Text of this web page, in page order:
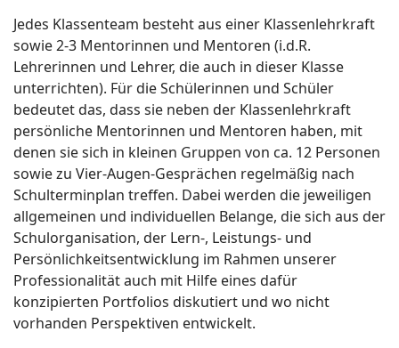
Jedes Klassenteam besteht aus einer Klassenlehrkraft
sowie 2-3 Mentorinnen und Mentoren (i.d.R.
Lehrerinnen und Lehrer, die auch in dieser Klasse
unterrichten). Für die Schülerinnen und Schüler
bedeutet das, dass sie neben der Klassenlehrkraft
persönliche Mentorinnen und Mentoren haben, mit
denen sie sich in kleinen Gruppen von ca. 12 Personen
sowie zu Vier-Augen-Gesprächen regelmäßig nach
Schulterminplan treffen. Dabei werden die jeweiligen
allgemeinen und individuellen Belange, die sich aus der
Schulorganisation, der Lern-, Leistungs- und
Persönlichkeitsentwicklung im Rahmen unserer
Professionalität auch mit Hilfe eines dafür
konzipierten Portfolios diskutiert und wo nicht
vorhanden Perspektiven entwickelt.